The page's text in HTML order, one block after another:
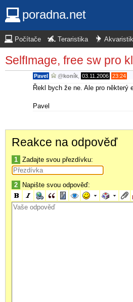
poradna.net
Počítače Teraristika
SelfImage, free sw pro
Pavel @koník 03.11.2006 23:24
Řekl bych že ne. Ale pro
Pavel
Reakce na odpověď
1 Zadajte svou přezdívku:
2 Napište svou odpověď: